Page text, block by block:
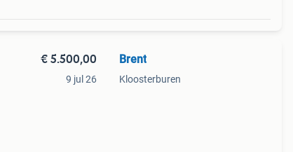
€ 5.500,00
9 jul 26
Brent
Kloosterburen